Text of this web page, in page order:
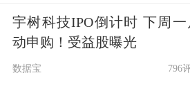
1995年以来最长的连
盘，道琼斯工业平均指
宇树科技IPO倒计时 下周一
动申购！受益股曝光
数据宝 796